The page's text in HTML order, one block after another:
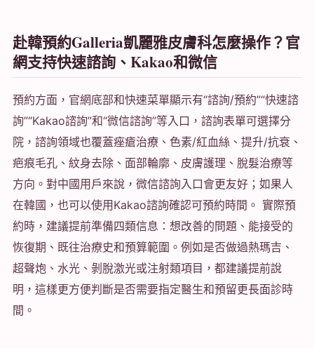
赴韓預約Galleria凱麗雅皮膚科怎麼操作？官
網支持快速諮詢、Kakao和微信
預約方面，官網底部和快速菜單顯示有“諮詢/預約”“快速諮
詢”“Kakao諮詢”和“微信諮詢”等入口，諮詢表單可選擇分
院，諮詢領域也覆蓋痤瘡治療、色素/紅血絲、提升/抗衰、
疤痕毛孔、紋身去除、面部輪廓、皮膚護理、脫髮治療等
方向。對中國用戶來說，微信諮詢入口會更友好；如果人
在韓國，也可以使用Kakao諮詢確認可預約時間。 實際預
約時，建議提前準備四類信息：想改善的問題、能接受的
恢復期、既往治療史和預算範圍。例如是否做過熱瑪吉、
超聲炮、水光、剝脫激光或注射類項目，都建議提前說
明，這樣更方便判斷是否需要指定醫生和預留更長面診時
間。